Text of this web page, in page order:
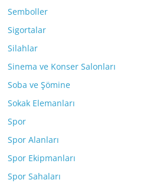
Semboller
Sigortalar
Silahlar
Sinema ve Konser Salonları
Soba ve Şömine
Sokak Elemanları
Spor
Spor Alanları
Spor Ekipmanları
Spor Sahaları